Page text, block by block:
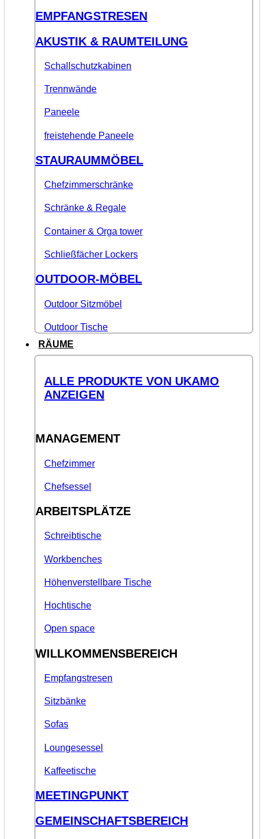
EMPFANGSTRESEN
AKUSTIK & RAUMTEILUNG
Schallschutzkabinen
Trennwände
Paneele
freistehende Paneele
STAURAUMMÖBEL
Chefzimmerschränke
Schränke & Regale
Container & Orga tower
Schließfächer Lockers
OUTDOOR-MÖBEL
Outdoor Sitzmöbel
Outdoor Tische
RÄUME
ALLE PRODUKTE VON UKAMO
ANZEIGEN
MANAGEMENT
Chefzimmer
Chefsessel
ARBEITSPLÄTZE
Schreibtische
Workbenches
Höhenverstellbare Tische
Hochtische
Open space
WILLKOMMENSBEREICH
Empfangstresen
Sitzbänke
Sofas
Loungesessel
Kaffeetische
MEETINGPUNKT
GEMEINSCHAFTSBEREICH